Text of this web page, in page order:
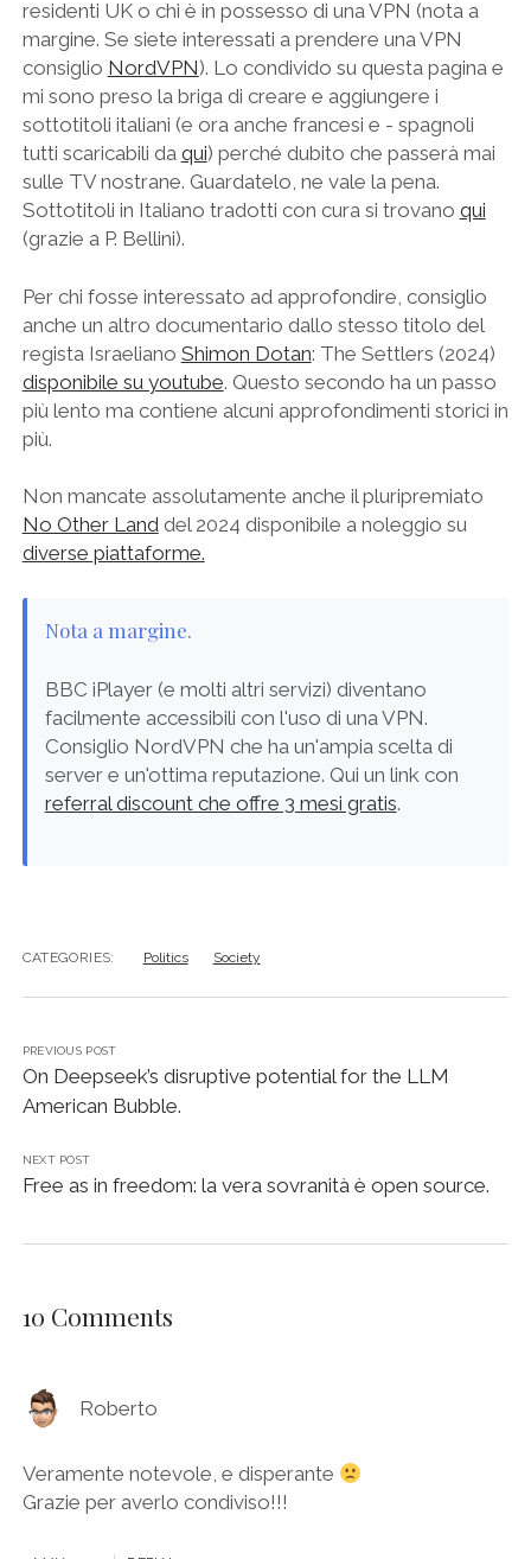
residenti UK o chi è in possesso di una VPN (nota a
margine. Se siete interessati a prendere una VPN
consiglio NordVPN). Lo condivido su questa pagina e
mi sono preso la briga di creare e aggiungere i
sottotitoli italiani (e ora anche francesi e - spagnoli
tutti scaricabili da qui) perché dubito che passerà mai
sulle TV nostrane. Guardatelo, ne vale la pena.
Sottotitoli in Italiano tradotti con cura si trovano qui
(grazie a P. Bellini).
Per chi fosse interessato ad approfondire, consiglio
anche un altro documentario dallo stesso titolo del
regista Israeliano Shimon Dotan: The Settlers (2024)
disponibile su youtube. Questo secondo ha un passo
più lento ma contiene alcuni approfondimenti storici in
più.
Non mancate assolutamente anche il pluripremiato
No Other Landdel 2024 disponibile a noleggio su
diverse piattaforme.
Nota a margine.
BBC iPlayer (e molti altri servizi) diventano
facilmente accessibili con l'uso di una VPN.
Consiglio NordVPN che ha un'ampia scelta di
server e un'ottima reputazione. Qui un link con
referral discount che offre 3 mesi gratis.
CATEGORIES: Politics Society
PREVIOUS POST
On Deepseek’s disruptive potential for the LLM
American Bubble.
NEXT POST
Free as in freedom: la vera sovranità è open source.
10 Comments
Roberto
Veramente notevole, e disperante
Grazie per averlo condiviso!!!